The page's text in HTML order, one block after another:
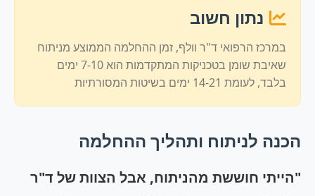
נתון חשוב
במרכז הרפואי ד"ר וולף, זמן ההחלמה הממוצע מניתוח
שאיבת שומן בטכניקות המתקדמות הוא 7-10 ימים
בלבד, לעומת 14-21 ימים בשיטות המסורתיות
הכנה לניתוח ותהליך ההחלמה
"הייתי חוששת מהניתוח, אבל הצוות של ד"ר